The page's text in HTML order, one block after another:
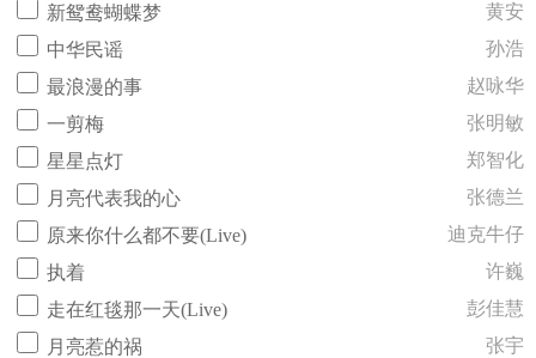
新鸳鸯蝴蝶梦
黄安
中华民谣
孙浩
最浪漫的事
赵咏华
一剪梅
张明敏
星星点灯
郑智化
月亮代表我的心
张德兰
原来你什么都不要(Live)
迪克牛仔
执着
许巍
走在红毯那一天(Live)
彭佳慧
月亮惹的祸
张宇